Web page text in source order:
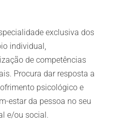
exclusiva dos
individual,
de competências
Procura dar resposta a
psicológico e
estar da pessoa no seu
e/ou social.